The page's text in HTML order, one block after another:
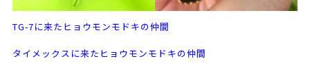
TG-7に来たヒョウモンモドキの仲間
タイメックスに来たヒョウモンモドキの仲間